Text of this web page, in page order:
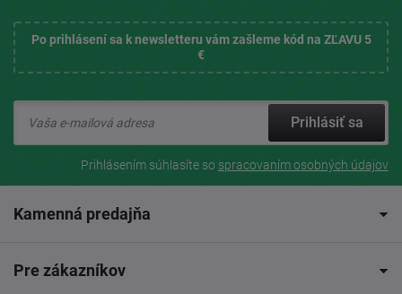
Po prihlásení sa k newsletteru vám zašleme kód na ZĽAVU 5
€
Prihlásiť sa
Prihlásením súhlasíte so spracovaním osobných údajov
Kamenná predajňa
Pre zákazníkov